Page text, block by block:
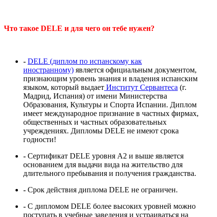
Что такое DELE и для чего он тебе нужен?
- DELE (диплом по испанскому как
иностранному) является официальным документом,
признающим уровень знания и владения испанским
языком, который выдает Институт Сервантеса (г.
Мадрид, Испания) от имени Министерства
Образования, Культуры и Спорта Испании. Диплом
имеет международное признание в частных фирмах,
общественных и частных образовательных
учреждениях. Дипломы DELE не имеют срока
годности!
- Сертификат DELE уровня A2 и выше является
основанием для выдачи вида на жительство для
длительного пребывания и получения гражданства.
- Срок действия диплома DELE не ограничен.
- С дипломом DELE более высоких уровней можно
поступать в учебные заведения и устраиваться на